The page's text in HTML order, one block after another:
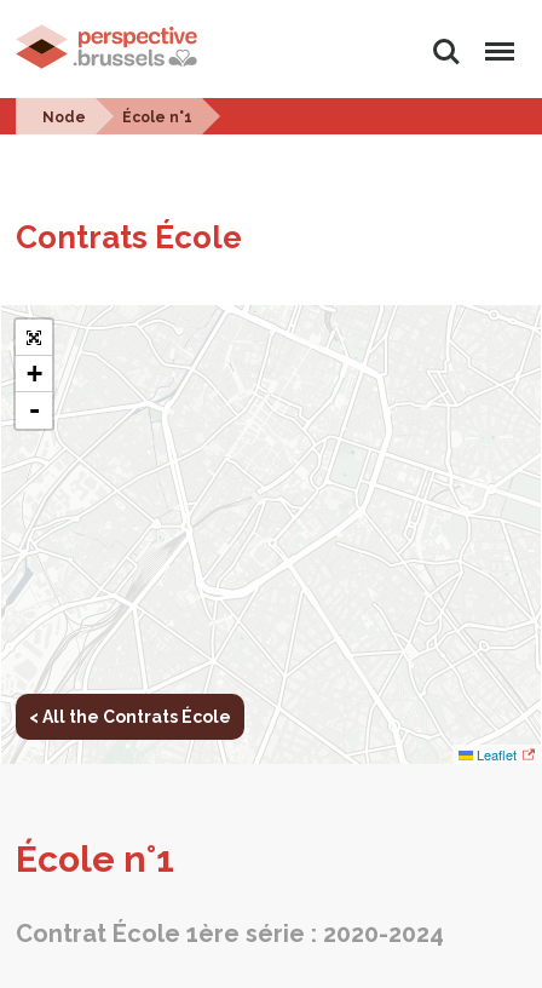
Search Menu
Node École n°1
Con­trats École
+
-
Leaflet
< All the Contrats École
École n°1
Contrat École 1ère série : 2020-2024